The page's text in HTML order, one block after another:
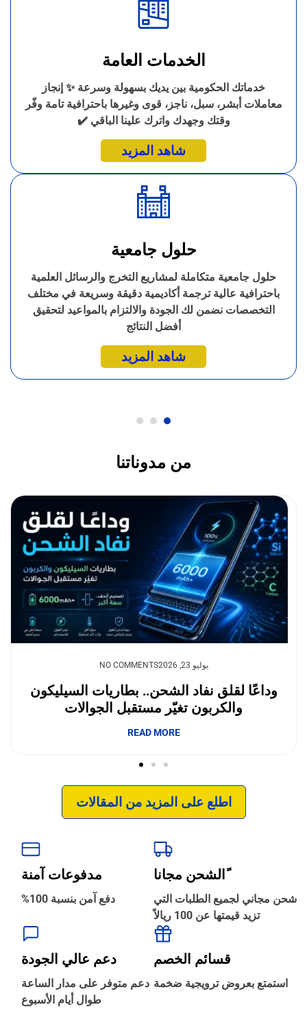
الخدمات العامة
خدماتك الحكومية بين يديك بسهولة وسرعة ✨ إنجاز
معاملات أبشر، سبل، ناجز، قوى وغيرها باحترافية تامة وفّر
وقتك وجهدك واترك علينا الباقي ✔️
شاهد المزيد
حلول جامعية
حلول جامعية متكاملة لمشاريع التخرج والرسائل العلمية
باحترافية عالية ترجمة أكاديمية دقيقة وسريعة في مختلف
التخصصات نضمن لك الجودة والالتزام بالمواعيد لتحقيق
أفضل النتائج
شاهد المزيد
من مدوناتنا
أغسطس 5, 2026 NO COMMENTS
أفضل سماعات لاسلكية 2026: دليل
الكامل
READ MORE
اطلع على المزيد من المقالات
ًالشحن مجانا
شحن مجاني لجميع الطلبات التي
تزيد قيمتها عن 100 ريالاً
مدفوعات آمنة
دفع آمن بنسبة 100%
قسائم الخصم
استمتع بعروض ترويجية ضخمة
دعم عالي الجودة
دعم متوفر على مدار الساعة
طوال أيام الأسبوع
إبداع فور يو
الترجمة والبحوث ‹
الطباعة والأدوات المكتبية
حجز طيران ‹